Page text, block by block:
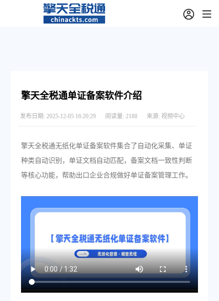
擎天全税通单证备案软件介绍
发布日期: 2025-12-05 16:20:29 阅读量: 2188 来源: 视频中心
擎天全税通无纸化单证备案软件集合了自动化采集、单证
种类自动识别，单证文档自动匹配，备案文档一致性判断
等核心功能，帮助出口企业合规做好单证备案管理工作。